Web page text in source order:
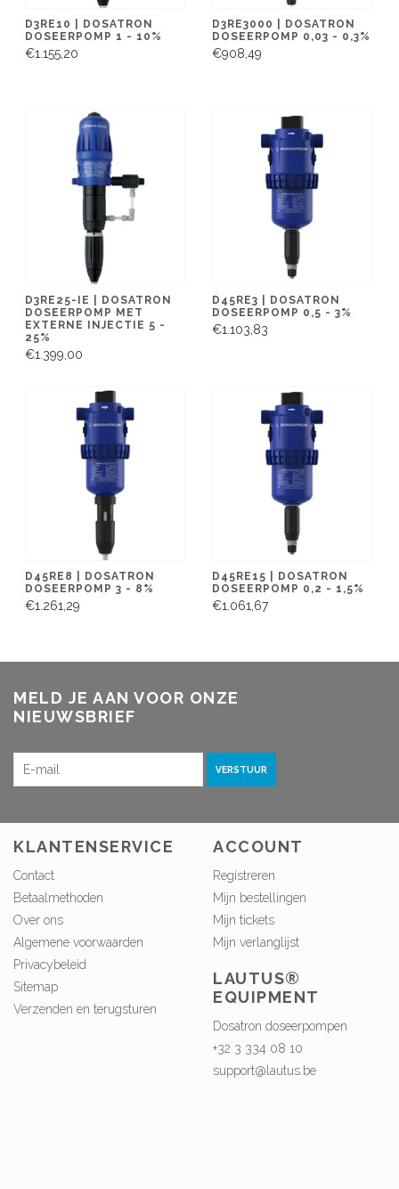
D3RE10 | DOSATRON
DOSEERPOMP 1 - 10%
€1.155,20
D3RE3000 | DOSATRON
DOSEERPOMP 0,03 - 0,3%
€908,49
D3RE25-IE | DOSATRON
DOSEERPOMP MET
EXTERNE INJECTIE 5 -
25%
€1.399,00
D45RE3 | DOSATRON
DOSEERPOMP 0,5 - 3%
€1.103,83
D45RE8 | DOSATRON
DOSEERPOMP 3 - 8%
€1.261,29
D45RE15 | DOSATRON
DOSEERPOMP 0,2 - 1,5%
€1.061,67
MELD JE AAN VOOR ONZE
NIEUWSBRIEF
VERSTUUR
KLANTENSERVICE
Contact
Betaalmethoden
Over ons
Algemene voorwaarden
Privacybeleid
Sitemap
Verzenden en terugsturen
ACCOUNT
Registreren
Mijn bestellingen
Mijn tickets
Mijn verlanglijst
LAUTUS®
EQUIPMENT
Dosatron doseerpompen
+32 3 334 08 10
support@lautus.be